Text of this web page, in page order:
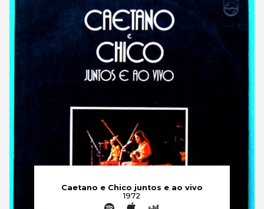
Caetano e Chico juntos e ao vivo
1972